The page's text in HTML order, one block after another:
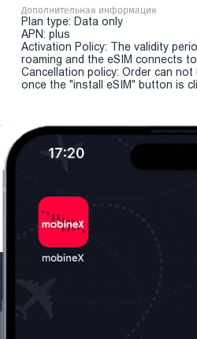
Дополнительная информация
Plan type: Data only
APN: plus
Activation Policy: The validity
roaming and the eSIM connects
Cancellation policy: Order can
once the "install eSIM" button is